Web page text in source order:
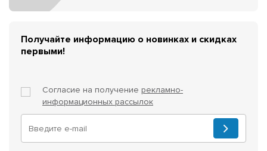
Получайте информацию о новинках и скидках
первыми!
Согласие на получение рекламно-
информационных рассылок